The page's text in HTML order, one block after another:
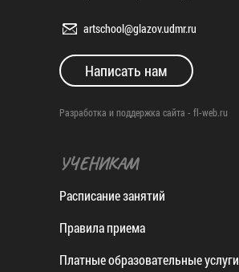
artschool@glazov.udmr.ru
Написать нам
Разработка и поддержка сайта - fl-web.ru
УЧЕНИКАМ
Расписание занятий
Правила приема
Платные образовательные услуги